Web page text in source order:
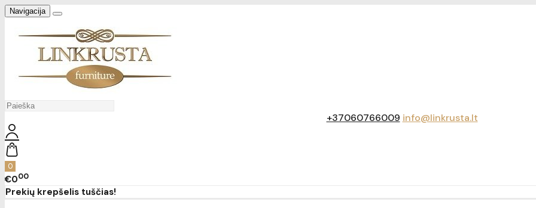
Navigacija
+37060766009 info@linkrusta.lt
0
€000
Prekių krepšelis tuščias!